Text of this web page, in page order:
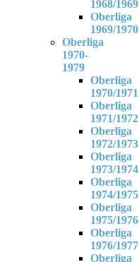
1968/1969
Oberliga
1969/1970
Oberliga
1970-
1979
Oberliga
1970/1971
Oberliga
1971/1972
Oberliga
1972/1973
Oberliga
1973/1974
Oberliga
1974/1975
Oberliga
1975/1976
Oberliga
1976/1977
Oberliga